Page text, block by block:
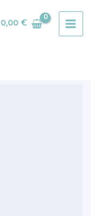
0,00 €